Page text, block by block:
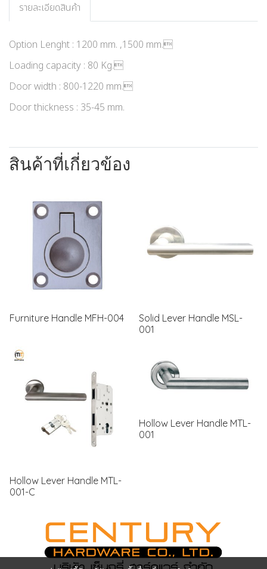
รายละเอียดสินค้า
Option Lenght : 1200 mm. ,1500 mm.
Loading capacity : 80 Kg.
Door width : 800-1220 mm.
Door thickness : 35-45 mm.
สินค้าที่เกี่ยวข้อง
Furniture Handle MFH-004
Solid Lever Handle MSL-
001
Hollow Lever Handle MTL-
001-C
Hollow Lever Handle MTL-
001